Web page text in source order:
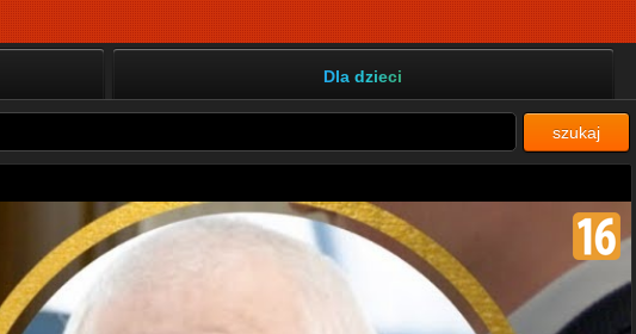
Dla dzieci
szukaj